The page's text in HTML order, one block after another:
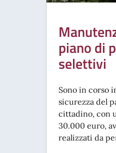
piano di
selettivi
Sono in corso
sicurezza del
cittadino, con
30.000 euro,
realizzati da